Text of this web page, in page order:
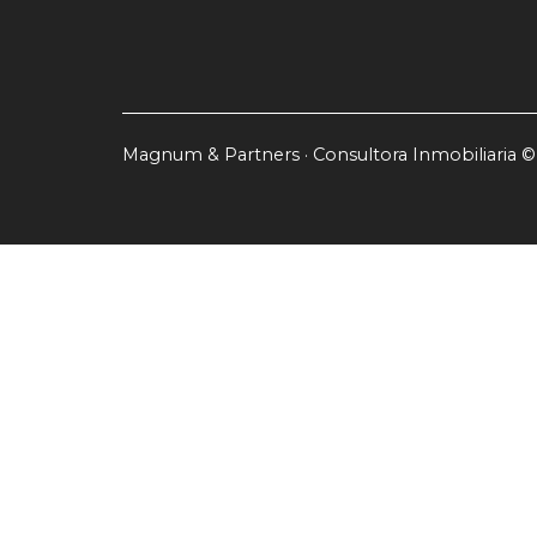
Magnum & Partners · Consultora Inmobiliaria